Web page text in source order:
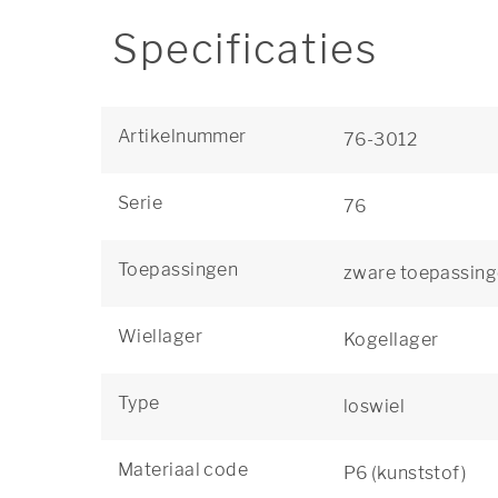
Specificaties
Artikelnummer 76-3012
Serie 76
Toepassingen zware
Wiellager Kogellager
Type loswiel
Materiaal code P6 (kunststof)